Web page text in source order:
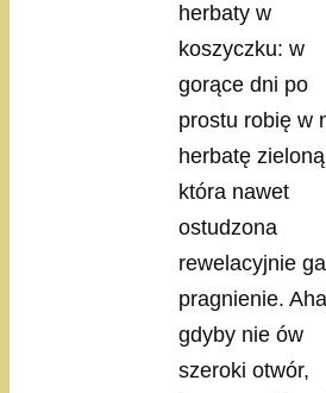
herbaty w
koszyczku: w
gorące dni po
prostu robię w
herbatę
która nawet
ostudzona
rewelacyjnie
pragnienie.
gdyby nie ów
szeroki otwór,